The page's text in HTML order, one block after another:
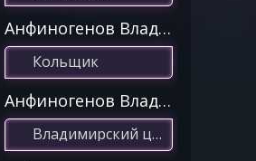
Анфиногенов Владимир
Кольщик
Анфиногенов Владимир
Владимирский централ